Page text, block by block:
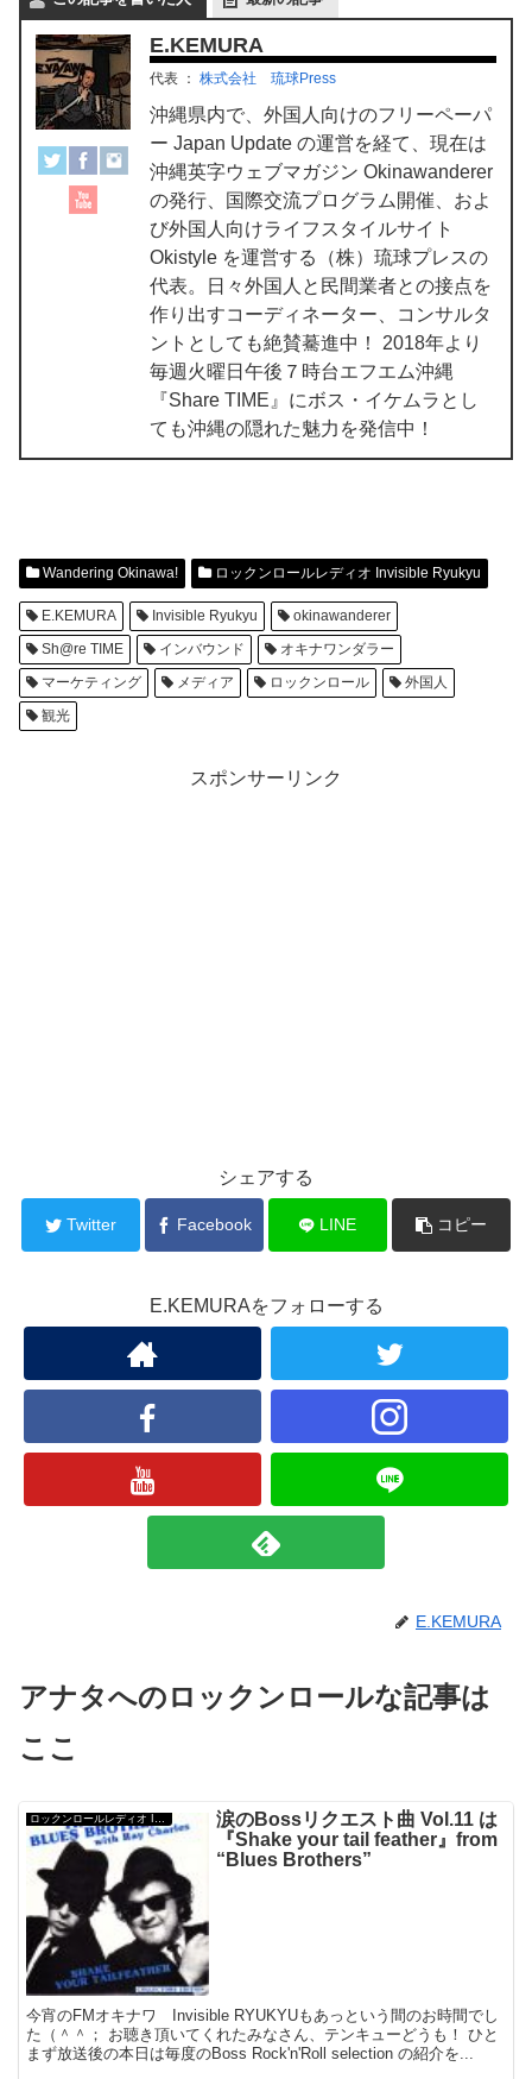
E.KEMURA
代表 ： 株式会社 琉球Press
沖縄県内で、外国人向けのフリーペーパ
ー Japan Update の運営を経て、現在は
沖縄英字ウェブマガジン Okinawanderer
の発行、国際交流プログラム開催、およ
び外国人向けライフスタイルサイト
Okistyle を運営する（株）琉球プレスの
代表。日々外国人と民間業者との接点を
作り出すコーディネーター、コンサルタ
ントとしても絶賛驀進中！ 2018年より
毎週火曜日午後７時台エフエム沖縄
『Share TIME』にボス・イケムラとし
ても沖縄の隠れた魅力を発信中！
Wandering Okinawa! ロックンロールレディオ Invisible Ryukyu
E.KEMURA Invisible Ryukyu
okinawanderer
Sh@re TIME
インバウンド
オキナワンダラー
マーケティング
メディア ロックンロール
外国人
観光
スポンサーリンク
シェアする
Twitter Facebook LINE コピー
E.KEMURAをフォローする
E.KEMURA
アナタへのロックンロールな記事は
ここ
ロックンロールレディオ Invisible Ryukyu
涙のBossリクエスト曲 Vol.11 は
『Shake your tail feather』from
“Blues Brothers”
今宵のFMオキナワ Invisible RYUKYUもあっという間のお時間でし
た（＾＾； お聴き頂いてくれたみなさん、テンキューどうも！ ひと
まず放送後の本日は毎度のBoss Rock'n'Roll selection の紹介を...